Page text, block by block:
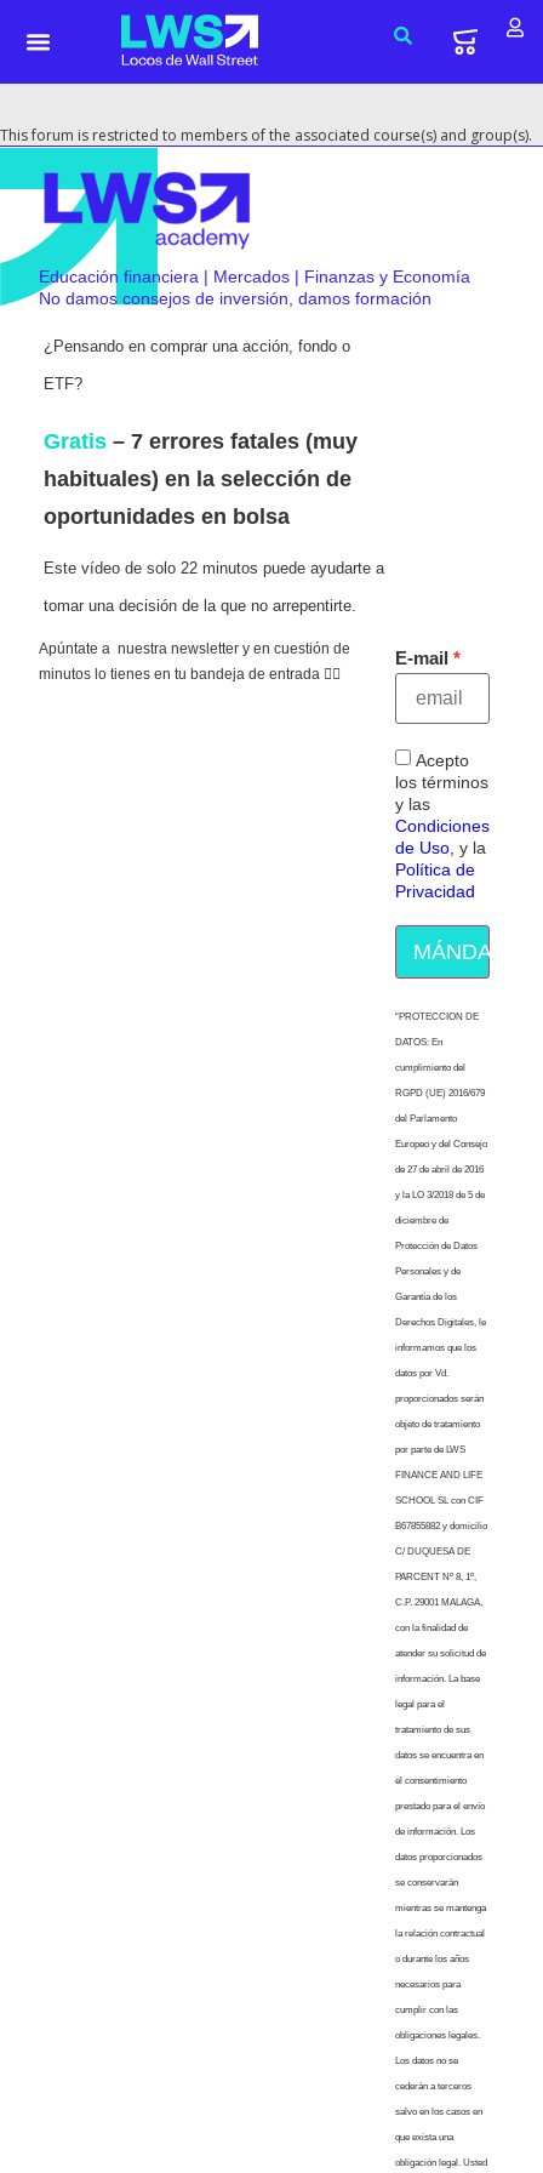
This forum is restricted to members of the associated course(s) and group(s).
Educación financiera | Mercados | Finanzas y Economía
No damos consejos de inversión, damos formación
¿Pensando en comprar una acción, fondo o
ETF?
Gratis – 7 errores fatales (muy
habituales) en la selección de
oportunidades en bolsa
Este vídeo de solo 22 minutos puede ayudarte a
tomar una decisión de la que no arrepentirte.
Apúntate a nuestra newsletter y en cuestión de
minutos lo tienes en tu bandeja de entrada 👇🏻
E-mail
Acepto
los términos
y las
Condiciones
de Uso, y la
Política de
Privacidad
MÁNDAME
“PROTECCION DE
DATOS: En
cumplimiento del
RGPD (UE) 2016/679
del Parlamento
Europeo y del Consejo
de 27 de abril de 2016
y la LO 3/2018 de 5 de
diciembre de
Protección de Datos
Personales y de
Garantía de los
Derechos Digitales, le
informamos que los
datos por Vd.
proporcionados serán
objeto de tratamiento
por parte de LWS
FINANCE AND LIFE
SCHOOL SL con CIF
B67855882 y domicilio
C/ DUQUESA DE
PARCENT Nº 8, 1º,
C.P. 29001 MALAGA,
con la finalidad de
atender su solicitud de
información. La base
legal para el
tratamiento de sus
datos se encuentra en
el consentimiento
prestado para el envío
de información. Los
datos proporcionados
se conservarán
mientras se mantenga
la relación contractual
o durante los años
necesarios para
cumplir con las
obligaciones legales.
Los datos no se
cederán a terceros
salvo en los casos en
que exista una
obligación legal. Usted